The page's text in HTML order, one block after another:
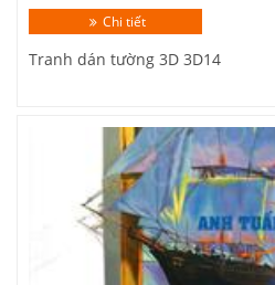
Chi tiết
Tranh dán tường 3D 3D14